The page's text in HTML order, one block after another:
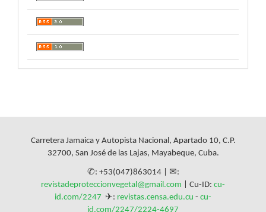
Carretera Jamaica y Autopista Nacional, Apartado 10, C.P.
32700, San José de las Lajas, Mayabeque, Cuba.
✆: +53(047)863014 | ✉:
revistadeproteccionvegetal@gmail.com | Cu-ID: cu-
id.com/2247 ✈: revistas.censa.edu.cu - cu-
id.com/2247/2224-4697